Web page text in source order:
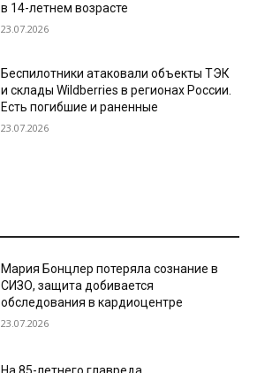
в 14-летнем возрасте
23.07.2026
Беспилотники атаковали объекты ТЭК
и склады Wildberries в регионах России.
Есть погибшие и раненные
23.07.2026
Мария Бонцлер потеряла сознание в
СИЗО, защита добивается
обследования в кардиоцентре
23.07.2026